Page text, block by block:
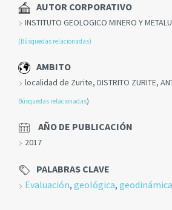
AUTOR CORPORATIVO
INSTITUTO GEOLOGICO MINERO Y
(Búsquedas relacionadas)
AMBITO
localidad de Zurite, DISTRITO ZURITE,
Búsquedas relacionadas)
AÑO DE PUBLICACIÓN
2017
PALABRAS CLAVE
Evaluación, geológica, geodinámica